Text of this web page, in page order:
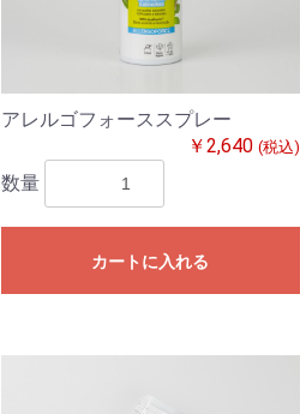
アレルゴフォーススプレー
￥2,640 (税込)
数量
カートに入れる